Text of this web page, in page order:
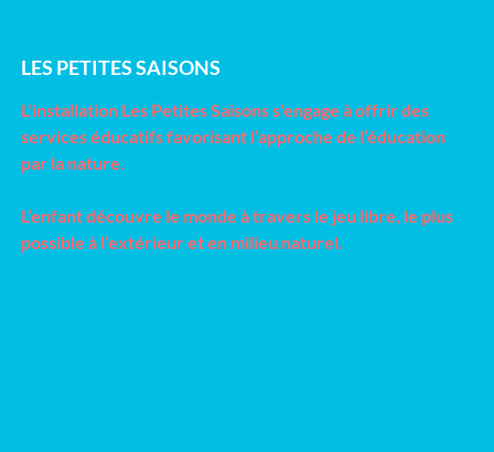
LES PETITES SAISONS
L'installation Les Petites Saisons s'engage à offrir des
services éducatifs favorisant l’approche de l’éducation
par la nature.
L’enfant découvre le monde à travers le jeu libre, le plus
possible à l’extérieur et en milieu naturel.